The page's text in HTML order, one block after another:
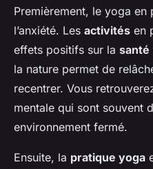
Premièrement, le yoga en
l’anxiété. Les activités en
effets positifs sur la santé
la nature permet de
recentrer. Vous
mentale qui sont souvent
environnement fermé.
Ensuite, la pratique yoga